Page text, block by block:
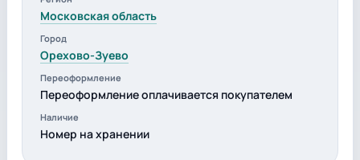
Московская область
Город
Орехово-Зуево
Переоформление
Переоформление оплачивается покупателем
Наличие
Номер на хранении